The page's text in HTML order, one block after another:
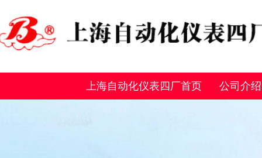
上海自动化仪表四厂首页 公司介绍